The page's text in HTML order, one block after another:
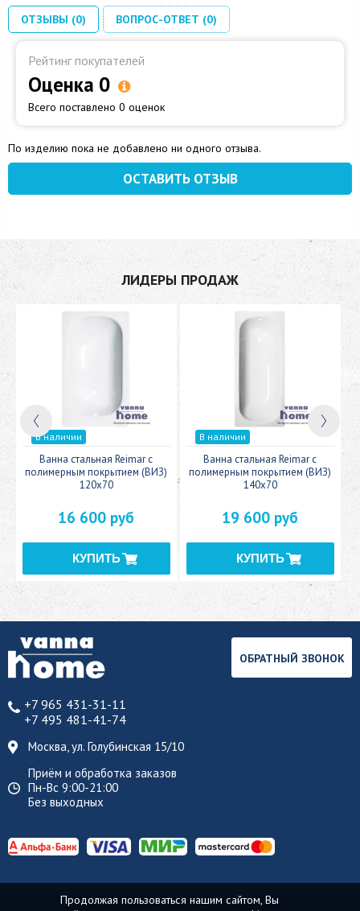
ОТЗЫВЫ (0) ВОПРОС-ОТВЕТ (0)
Рейтинг покупателей
Оценка 0
Всего поставлено 0 оценок
По изделию пока не добавлено ни одного отзыва.
ОСТАВИТЬ ОТЗЫВ
ЛИДЕРЫ ПРОДАЖ
В наличии
Ванна стальная Reimar с
полимерным покрытием (ВИЗ)
120x70
16 600 руб
В наличии
Ванна стальная Reimar с
полимерным покрытием (ВИЗ)
140x70
19 600 руб
+7 965 431-31-11
+7 495 481-41-74
Москва, ул. Голубинская 15/10
Приём и обработка заказов
Пн-Вс 9:00-21:00
Без выходных
ОБРАТНЫЙ ЗВОНОК
Продолжая пользоваться нашим сайтом, Вы